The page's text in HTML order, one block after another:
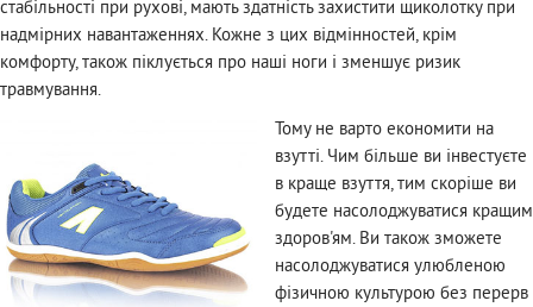
стабільності при рухові, мають здатність захистити щиколотку при
надмірних навантаженнях. Кожне з цих відмінностей, крім
комфорту, також піклується про наші ноги і зменшує ризик
травмування.
Тому не варто економити на
взутті. Чим більше ви інвестуєте
в краще взуття, тим скоріше ви
будете насолоджуватися кращим
здоров'ям. Ви також зможете
насолоджуватися улюбленою
фізичною культурою без перерв